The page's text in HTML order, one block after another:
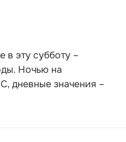
эту субботу –
Ночью на
дневные значения –